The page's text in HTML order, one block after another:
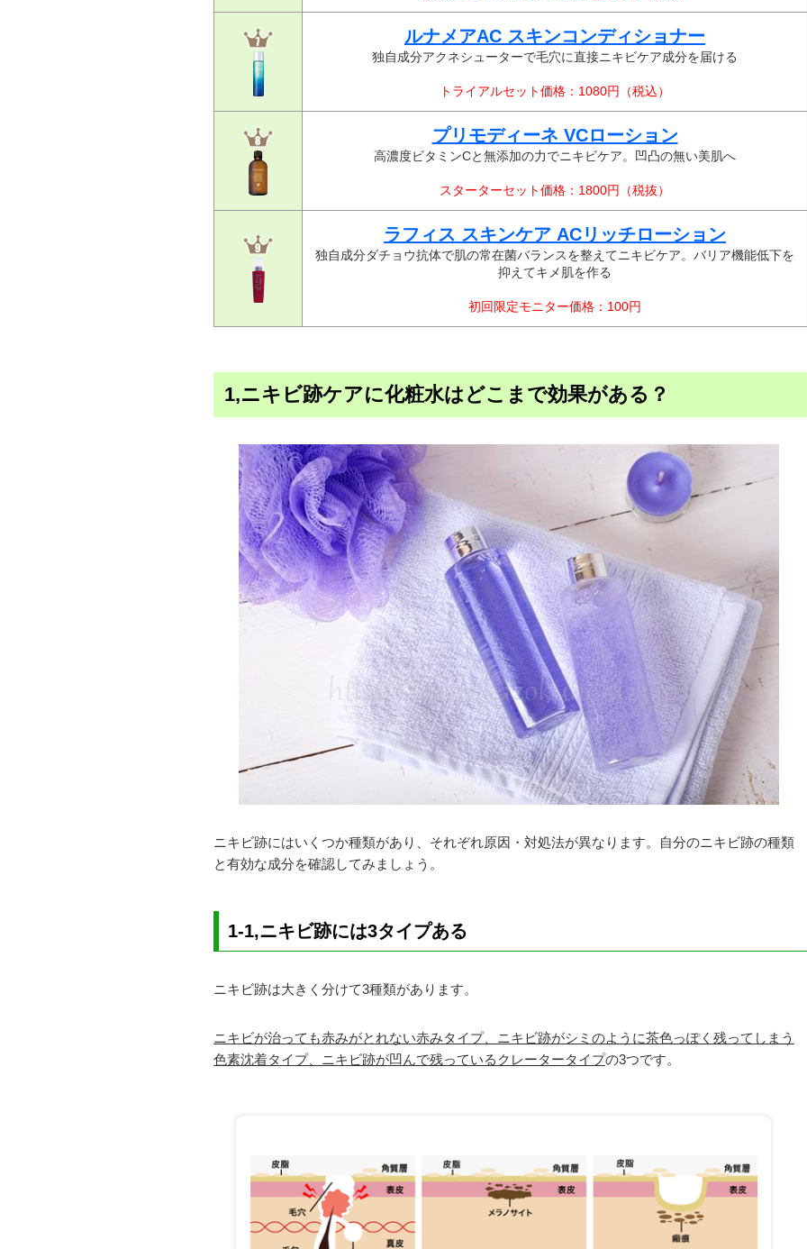
ルナメアAC スキンコンディショナー
独自成分アクネシューターで毛穴に直接ニキビケア成分を届ける
トライアルセット価格：1080円（税込）
プリモディーネ VCローション
高濃度ビタミンCと無添加の力でニキビケア。凹凸の無い美肌へ
スターターセット価格：1800円（税抜）
ラフィス スキンケア ACリッチローション
独自成分ダチョウ抗体で肌の常在菌バランスを整えてニキビケア。バリア機能低下を
抑えてキメ肌を作る
初回限定モニター価格：100円
1,ニキビ跡ケアに化粧水はどこまで効果がある？
ニキビ跡にはいくつか種類があり、それぞれ原因・対処法が異なります。自分のニキビ跡の種類
と有効な成分を確認してみましょう。
1-1,ニキビ跡には3タイプある
ニキビ跡は大きく分けて3種類があります。
ニキビが治っても赤みがとれない赤みタイプ、ニキビ跡がシミのように茶色っぽく残ってしまう
色素沈着タイプ、ニキビ跡が凹んで残っているクレータータイプの3つです。